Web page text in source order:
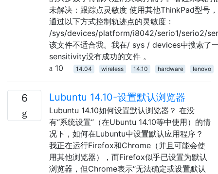
未解决：跟踪点灵敏度 使用其他ThinkPad型号
通过以下方式控制轨迹点的灵敏度：
/sys/devices/platform/i8042/serio1/serio2/
该文件不适合我。我在/ sys / devices中搜索了
sensitivity没有成功的文件 。
10
14.04 wireless 14.10 hardware lenovo
6 Lubuntu 14.10-设置默认浏览器
Lubuntu 14.10如何设置默认浏览器？ 在没
有“系统设置”（在Ubuntu 14.10等中使用）的情
况下，如何在Lubuntu中设置默认应用程序？
我正在运行Firefox和Chrome（并且可能会使
用其他浏览器），而Firefox似乎已设置为默认
浏览器，但Chrome表示“无法确定或设置默认